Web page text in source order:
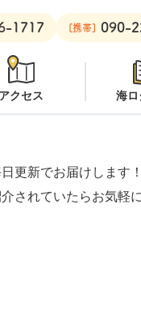
安良里ボート：オー
1717 [携帯] 090-
アクセス 海
更新でお届けします！
されていたらお気軽